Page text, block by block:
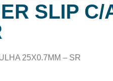
SLIP C/
25X0.7MM – SR